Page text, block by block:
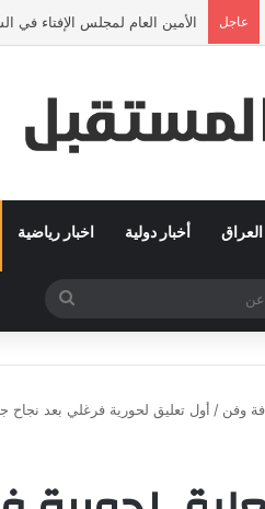
عاجل الأمين العام لمجلس الإفتاء في
العراق أخبار دولية اخبار رياضية
عن
وفن / أول تعليق لحورية فرغلي بعد نجاح